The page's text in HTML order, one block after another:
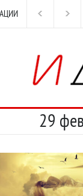
29